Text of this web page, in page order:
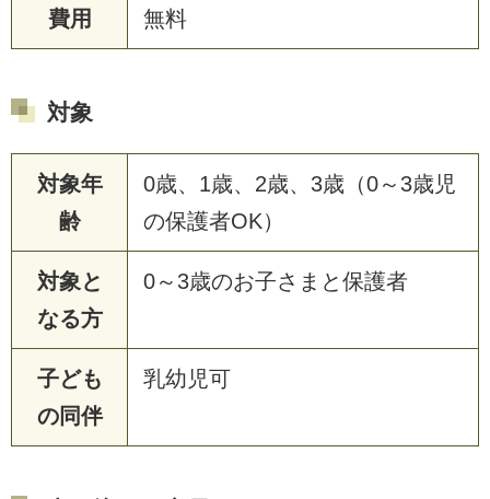
費用 無料
対象
対象年
齢
0歳、1歳、2歳、3歳（0～3歳児
の保護者OK）
対象と
なる方
0～3歳のお子さまと保護者
子ども
の同伴
乳幼児可